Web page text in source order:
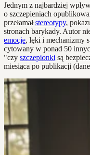
Jednym z najbardziej
o szczepieniach
przełamałstereotypy,
stronach barykady. Autor
emocje, lęki i mechanizmy
cytowany w ponad 50
"czy szczepionki są
miesiąca po publikacji